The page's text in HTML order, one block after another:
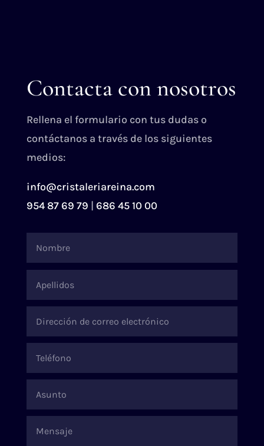
Contacta con nosotros
Rellena el formulario con tus dudas o
contáctanos a través de los siguientes
medios:
info@cristaleriareina.com
954 87 69 79 | 686 45 10 00